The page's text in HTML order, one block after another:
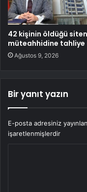
42 kişinin öldüğü
müteahhidine tahliye
Ağustos 9, 2026
Bir yanıt yazın
E-posta adresiniz
işaretlenmişlerdir